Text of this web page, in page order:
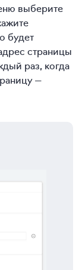
выберите
будет
страницы
раз, когда
—